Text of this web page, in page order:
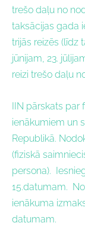
trešo daļu no
taksācijas gada
trijās reizēs (līdz
jūnijam, 23.
reizi trešo daļu
IIN pārskats par
ienākumiem un
Republikā.
(fiziskā
persona).
15.datumam.
ienākuma
datumam.